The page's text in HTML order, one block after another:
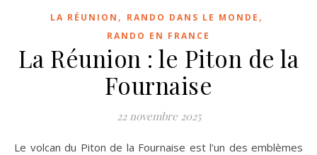
LA RÉUNION , RANDO DANS LE MONDE ,
RANDO EN FRANCE
La Réunion : le Piton de la
Fournaise
22 novembre 2025
Le volcan du Piton de la Fournaise est l’un des emblèmes